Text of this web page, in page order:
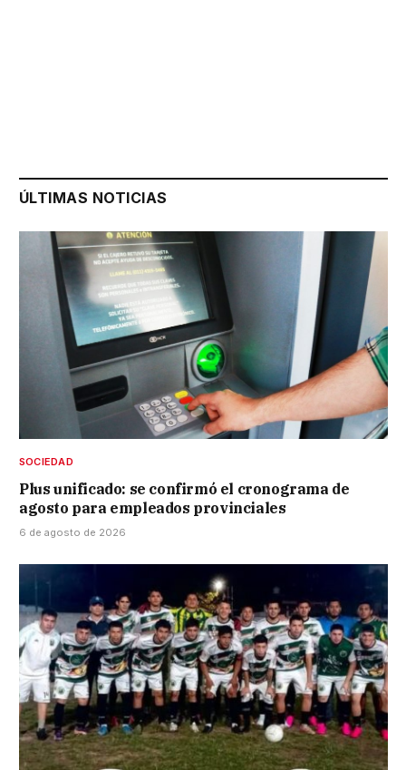
ÚLTIMAS NOTICIAS
SOCIEDAD
Plus unificado: se confirmó el cronograma de
agosto para empleados provinciales
6 de agosto de 2026